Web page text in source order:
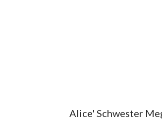
Alice' Schwester